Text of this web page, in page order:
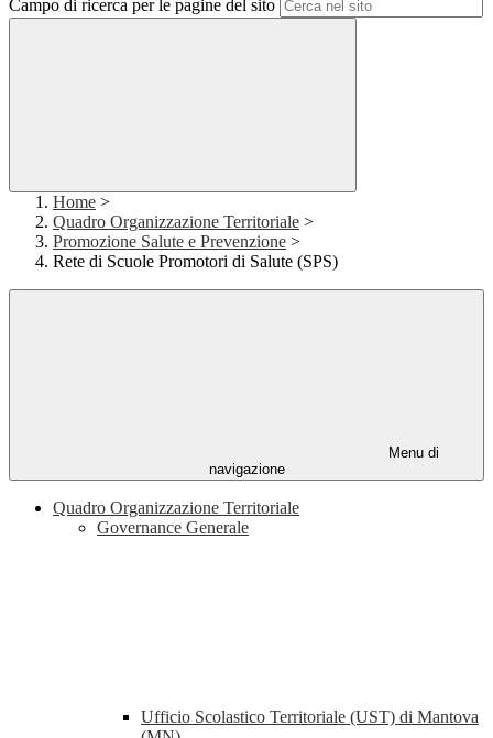
Campo di ricerca per le pagine del sito
Home >
Quadro Organizzazione Territoriale >
Promozione Salute e Prevenzione >
Rete di Scuole Promotori di Salute (SPS)
Menu di
navigazione
Quadro Organizzazione Territoriale
Governance Generale
Ufficio Scolastico Territoriale (UST) di Mantova